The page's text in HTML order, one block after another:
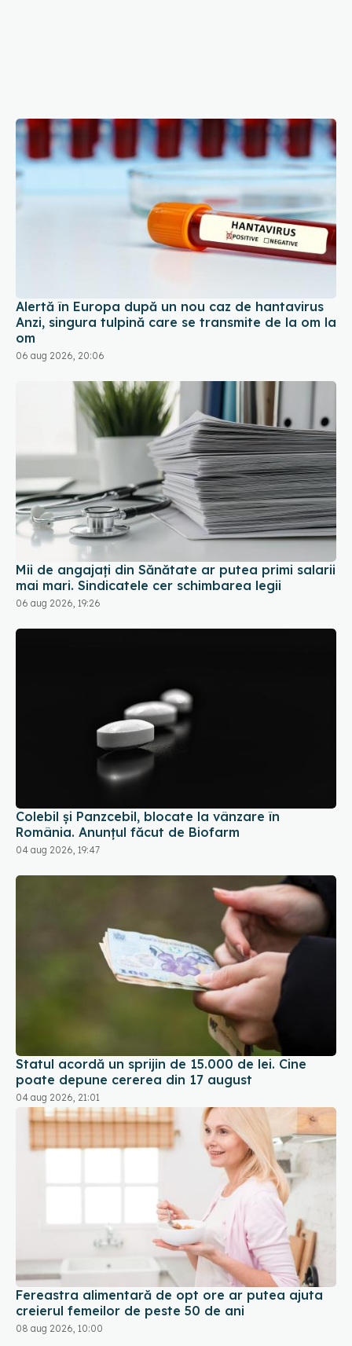
Alertă în Europa după un nou caz de hantavirus
Anzi, singura tulpină care se transmite de la om la
om
06 aug 2026, 20:06
Mii de angajați din Sănătate ar putea primi salarii
mai mari. Sindicatele cer schimbarea legii
06 aug 2026, 19:26
Colebil și Panzcebil, blocate la vânzare în
România. Anunțul făcut de Biofarm
04 aug 2026, 19:47
Statul acordă un sprijin de 15.000 de lei. Cine
poate depune cererea din 17 august
04 aug 2026, 21:01
Fereastra alimentară de opt ore ar putea ajuta
creierul femeilor de peste 50 de ani
08 aug 2026, 10:00